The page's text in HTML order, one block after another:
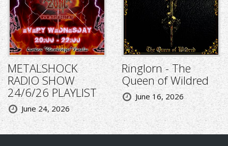
METALSHOCK
RADIO SHOW
24/6/26 PLAYLIST
June 24, 2026
Ringlorn - The
Queen of Wildred
June 16, 2026